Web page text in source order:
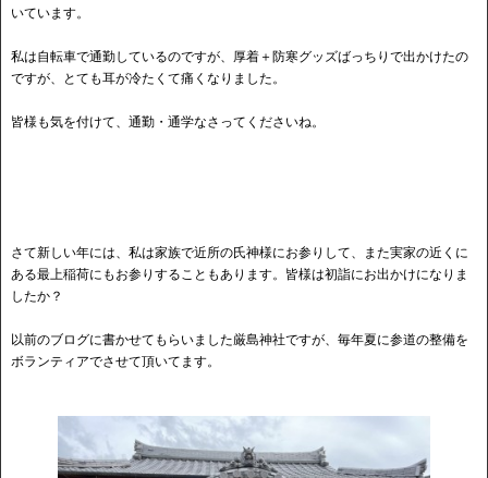
いています。
私は自転車で通勤しているのですが、厚着＋防寒グッズばっちりで出かけたの
ですが、とても耳が冷たくて痛くなりました。
皆様も気を付けて、通勤・通学なさってくださいね。
さて新しい年には、私は家族で近所の氏神様にお参りして、また実家の近くに
ある最上稲荷にもお参りすることもあります。皆様は初詣にお出かけになりま
したか？
以前のブログに書かせてもらいました厳島神社ですが、毎年夏に参道の整備を
ボランティアでさせて頂いてます。